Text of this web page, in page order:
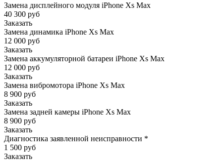
Замена дисплейного модуля iPhone Xs Max
40 300 руб
Заказать
Замена динамика iPhone Xs Max
12 000 руб
Заказать
Замена аккумуляторной батареи iPhone Xs Max
12 000 руб
Заказать
Замена вибромотора iPhone Xs Max
8 900 руб
Заказать
Замена задней камеры iPhone Xs Max
8 900 руб
Заказать
Диагностика заявленной неисправности *
1 500 руб
Заказать